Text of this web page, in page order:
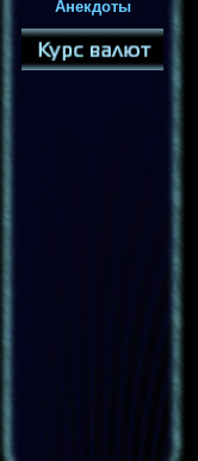
Анекдоты